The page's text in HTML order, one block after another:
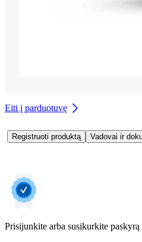
Eiti į parduotuvę
Registruoti produktą Vadovai ir
Prisijunkite arba susikurkite paskyrą